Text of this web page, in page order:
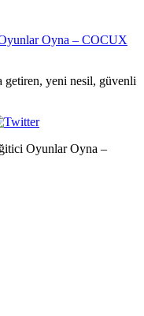
getiren, yeni nesil, güvenli
Oyunlar Oyna –